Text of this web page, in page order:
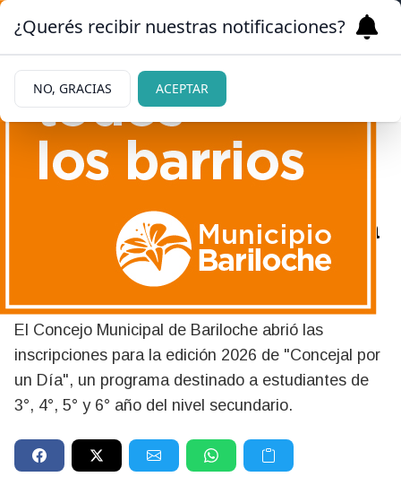
Abren las inscripciones para
una nueva edición de
"Concejal por un Día"
El Concejo Municipal de Bariloche abrió las
inscripciones para la edición 2026 de "Concejal por
un Día", un programa destinado a estudiantes de
3°, 4°, 5° y 6° año del nivel secundario.
¿Querés recibir nuestras notificaciones?
NO, GRACIAS ACEPTAR